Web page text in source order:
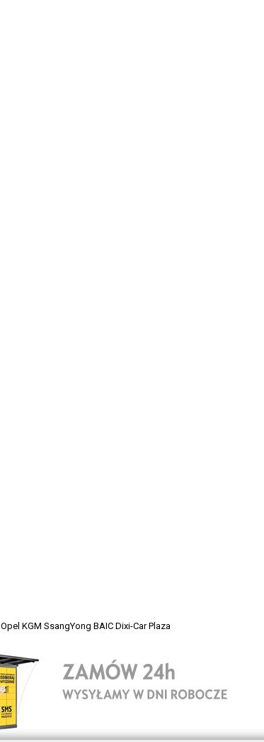
Opel KGM SsangYong BAIC Dixi-Car Plaza